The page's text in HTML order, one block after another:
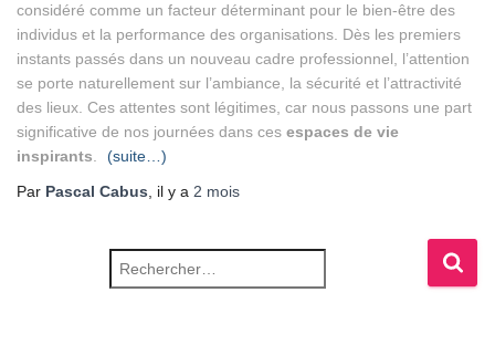
considéré comme un facteur déterminant pour le bien-être des
individus et la performance des organisations. Dès les premiers
instants passés dans un nouveau cadre professionnel, l’attention
se porte naturellement sur l’ambiance, la sécurité et l’attractivité
des lieux. Ces attentes sont légitimes, car nous passons une part
significative de nos journées dans ces espaces de vie
inspirants
(suite…)
Par Pascal Cabus , il y a 2 mois